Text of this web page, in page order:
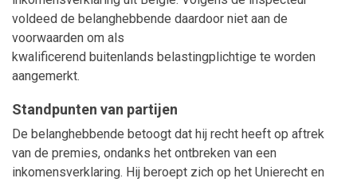
voldeed de belanghebbende daardoor niet aan de
voorwaarden om als
kwalificerend buitenlands belastingplichtige te worden
aangemerkt.
Standpunten van partijen
De belanghebbende betoogt dat hij recht heeft op aftrek
van de premies, ondanks het ontbreken van een
inkomensverklaring. Hij beroept zich op het Unierecht en